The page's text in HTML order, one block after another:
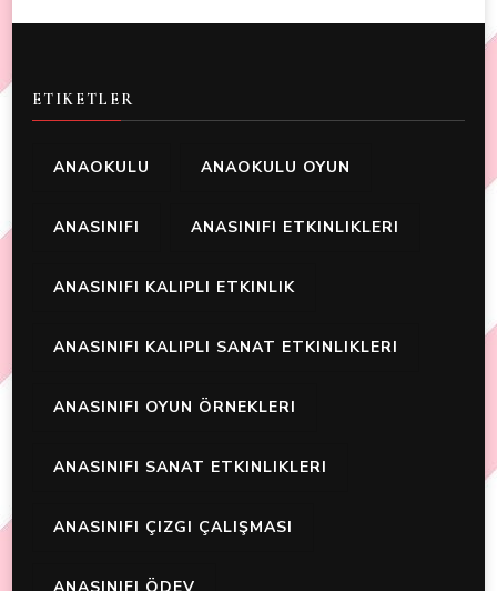
ETIKETLER
ANAOKULU ANAOKULU OYUN
ANASINIFI ANASINIFI ETKINLIKLERI
ANASINIFI KALIPLI ETKINLIK
ANASINIFI KALIPLI SANAT ETKINLIKLERI
ANASINIFI OYUN ÖRNEKLERI
ANASINIFI SANAT ETKINLIKLERI
ANASINIFI ÇIZGI ÇALIŞMASI